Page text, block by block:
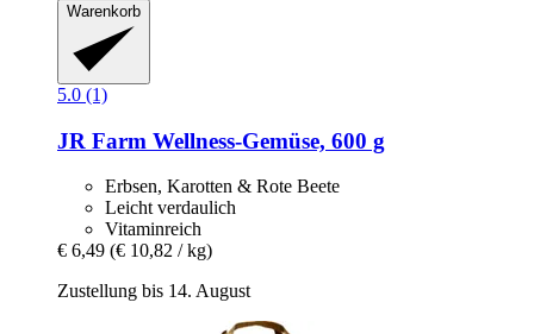
Warenkorb
5.0 (1)
JR Farm Wellness-​Gemüse, 600 g
Erbsen, Karotten & Rote Beete
Leicht verdaulich
Vitaminreich
€ 6,49 (€ 10,82 / kg)
Zustellung bis 14. August